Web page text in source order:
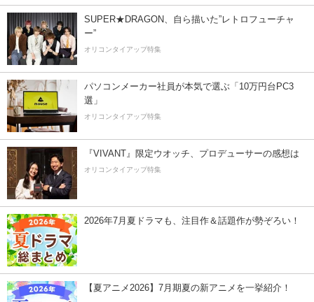
SUPER★DRAGON、自ら描いた”レトロフューチャ
ー”
オリコンタイアップ特集
パソコンメーカー社員が本気で選ぶ「10万円台PC3
選」
オリコンタイアップ特集
『VIVANT』限定ウオッチ、プロデューサーの感想は
オリコンタイアップ特集
2026年7月夏ドラマも、注目作＆話題作が勢ぞろい！
【夏アニメ2026】7月期夏の新アニメを一挙紹介！